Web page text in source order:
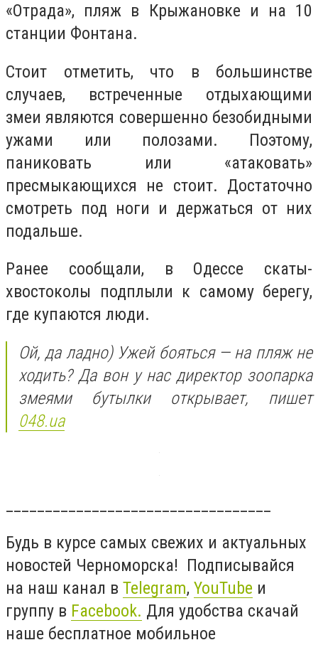
«Отрада», пляж в Крыжановке и на 10
станции Фонтана.
Стоит отметить, что в большинстве
случаев, встреченные отдыхающими
змеи являются совершенно безобидными
ужами или полозами. Поэтому,
паниковать или «атаковать»
пресмыкающихся не стоит. Достаточно
смотреть под ноги и держаться от них
подальше.
Ранее сообщали, в Одессе скаты-
хвостоколы подплыли к самому берегу,
где купаются люди.
Ой, да ладно) Ужей бояться — на пляж не
ходить? Да вон у нас директор зоопарка
змеями бутылки открывает, пишет
048.ua
Будь в курсе самых свежих и актуальных
новостей Черноморска! Подписывайся
на наш канал в Telegram, YouTube и
группу в Facebook. Для удобства скачай
наше бесплатное мобильное